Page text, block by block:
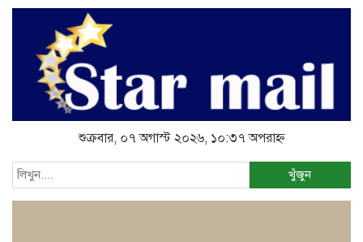
শুক্রবার, ০৭ অগাস্ট ২০২৬, ১০:৩৭ অপরাহ্ন
খুঁজুন